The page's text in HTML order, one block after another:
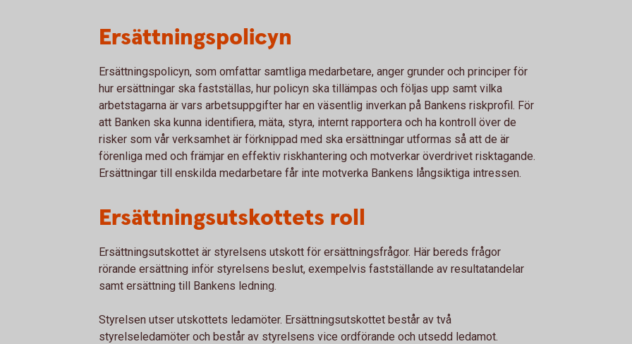
Ersättningspolicyn
Ersättningspolicyn, som omfattar samtliga medarbetare, anger grunder och principer för
hur ersättningar ska fastställas, hur policyn ska tillämpas och följas upp samt vilka
arbetstagarna är vars arbetsuppgifter har en väsentlig inverkan på Bankens riskprofil. För
att Banken ska kunna identifiera, mäta, styra, internt rapportera och ha kontroll över de
risker som vår verksamhet är förknippad med ska ersättningar utformas så att de är
förenliga med och främjar en effektiv riskhantering och motverkar överdrivet risktagande.
Ersättningar till enskilda medarbetare får inte motverka Bankens långsiktiga intressen.
Ersättningsutskottets roll
Ersättningsutskottet är styrelsens utskott för ersättningsfrågor. Här bereds frågor
rörande ersättning inför styrelsens beslut, exempelvis fastställande av resultatandelar
samt ersättning till Bankens ledning.
Styrelsen utser utskottets ledamöter. Ersättningsutskottet består av två
styrelseledamöter och består av styrelsens vice ordförande och utsedd ledamot.